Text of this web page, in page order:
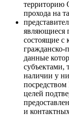
территорию
прохода на
являющиеся
состоящие с
гражданско-
данные
субъектами,
наличии у
целей
и